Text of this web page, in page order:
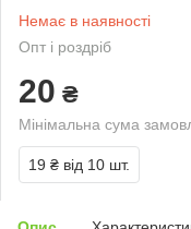
Немає в наявності
Опт і роздріб
20 ₴
Мінімальна сума
19 ₴ від 10 шт.